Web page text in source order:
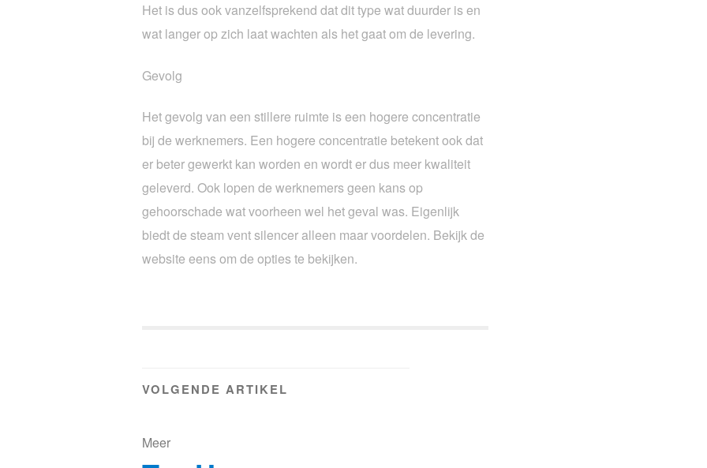
Het is dus ook vanzelfsprekend dat dit type wat duurder is en
wat langer op zich laat wachten als het gaat om de levering.
Gevolg
Het gevolg van een stillere ruimte is een hogere concentratie
bij de werknemers. Een hogere concentratie betekent ook dat
er beter gewerkt kan worden en wordt er dus meer kwaliteit
geleverd. Ook lopen de werknemers geen kans op
gehoorschade wat voorheen wel het geval was. Eigenlijk
biedt de steam vent silencer alleen maar voordelen. Bekijk de
website eens om de opties te bekijken.
VOLGENDE ARTIKEL
Meer